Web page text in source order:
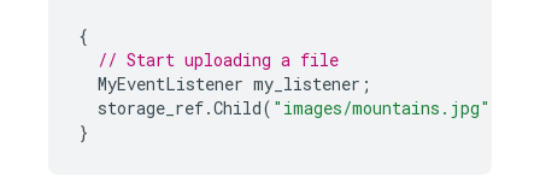
{
// Start uploading a file
MyEventListener my_listener ;
storage_ref.Child( "images/mountains.jpg"
}